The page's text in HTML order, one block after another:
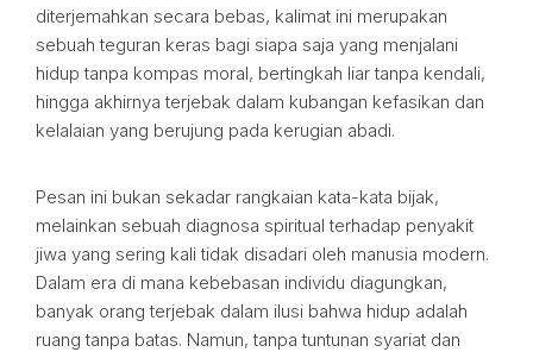
diterjemahkan secara bebas, kalimat ini merupakan
sebuah teguran keras bagi siapa saja yang menjalani
hidup tanpa kompas moral, bertingkah liar tanpa kendali,
hingga akhirnya terjebak dalam kubangan kefasikan dan
kelalaian yang berujung pada kerugian abadi.
Pesan ini bukan sekadar rangkaian kata-kata bijak,
melainkan sebuah diagnosa spiritual terhadap penyakit
jiwa yang sering kali tidak disadari oleh manusia modern.
Dalam era di mana kebebasan individu diagungkan,
banyak orang terjebak dalam ilusi bahwa hidup adalah
ruang tanpa batas. Namun, tanpa tuntunan syariat dan